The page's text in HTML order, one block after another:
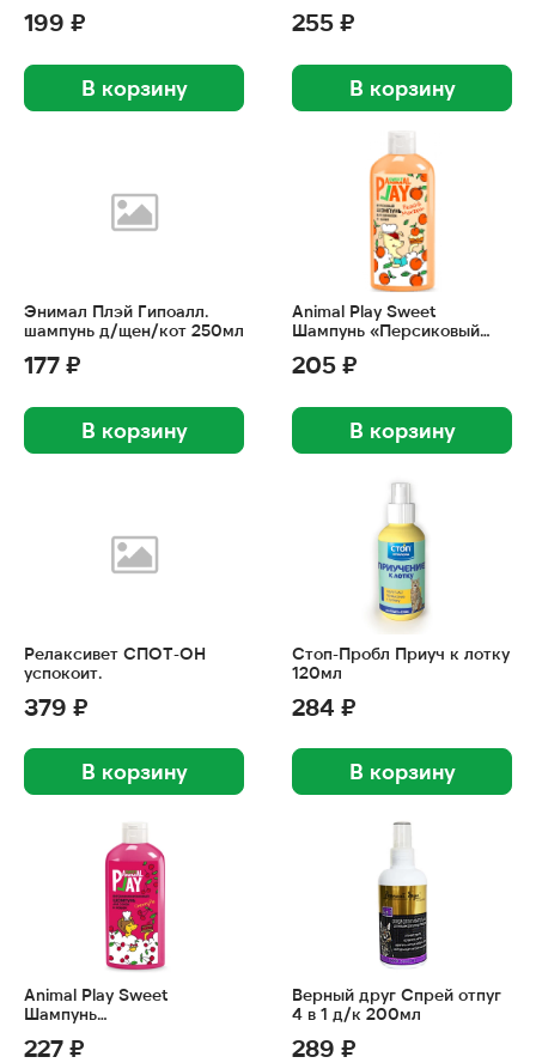
199 ₽
В корзину
255 ₽
В корзину
Энимал Плэй Гипоалл.
шампунь д/щен/кот 250мл
177 ₽
В корзину
Animal Play Sweet
Шампунь «Персиковый
котят 300мл
205 ₽
В корзину
Релаксивет СПОТ-ОН
успокоит.
379 ₽
В корзину
Стоп-Пробл Приуч к лотку
120мл
284 ₽
В корзину
Animal Play Sweet
Шампунь
«Вишневый пай» 300мл
227 ₽
Верный друг Спрей отпуг
4 в 1 д/к 200мл
289 ₽